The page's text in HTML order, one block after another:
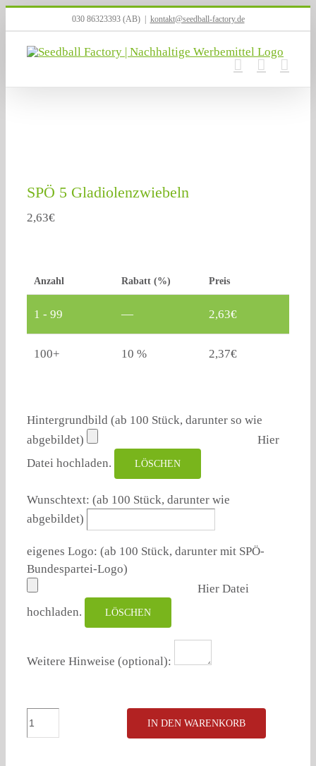
Inhalt
springen
030 86323393 (AB) kontakt@seedball-factory.de
SPÖ 5 Gladiolenzwiebeln
2,63€
Anzahl Rabatt (%) Preis
1 - 99 — 2,63€
100+ 10 % 2,37€
Hintergrundbild (ab 100 Stück, darunter so wie
abgebildet)
Hier
Datei hochladen.
LÖSCHEN
Wunschtext: (ab 100 Stück, darunter wie
abgebildet)
eigenes Logo: (ab 100 Stück, darunter mit SPÖ-
Bundespartei-Logo)
Hier Datei
hochladen.
LÖSCHEN
Weitere Hinweise (optional):
SPÖ
5
IN DEN WARENKORB